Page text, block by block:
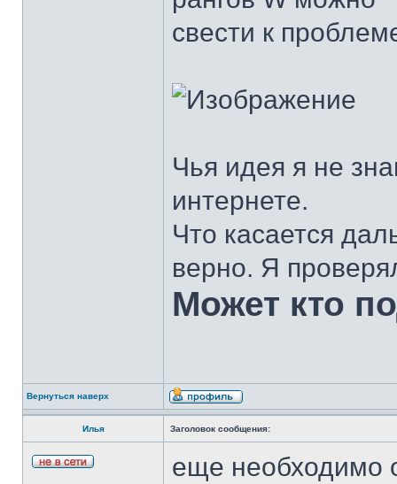
свести к
Чья идея я не
интернете.
Что касается
верно. Я
Может кто
Вернуться наверх
Илья Заголовок сообщения:
еще необходимо